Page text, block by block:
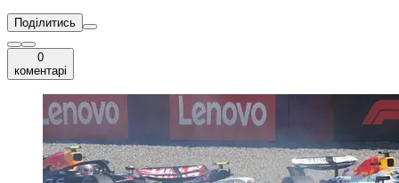
Поділитись
0
коментарі